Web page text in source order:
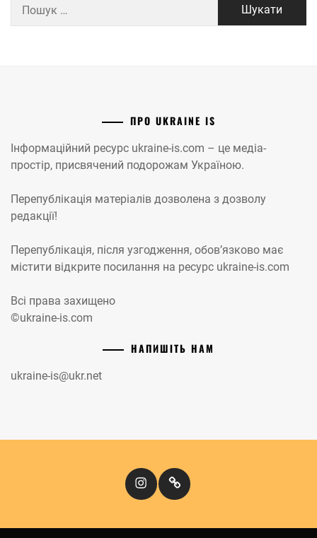
ПРО UKRAINE IS
Інформаційний ресурс ukraine-is.com – це медіа-
простір, присвячений подорожам Україною.
Перепублікація матеріалів дозволена з дозволу
редакції!
Перепублікація, після узгодження, обов’язково має
містити відкрите посилання на ресурс ukraine-is.com
Всі права захищено
©ukraine-is.com
НАПИШІТЬ НАМ
ukraine-is@ukr.net
InstagramКіномандри